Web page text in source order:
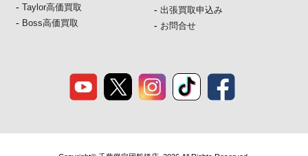
-Taylor高価買取
- Boss高価買取
- 出張買取申込み
- お問合せ